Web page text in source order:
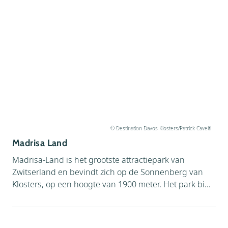
© Destination Davos Klosters/Patrick Cavelti
Madrisa Land
Madrisa-Land is het grootste attractiepark van
Zwitserland en bevindt zich op de Sonnenberg van
Klosters, op een hoogte van 1900 meter. Het park bi...